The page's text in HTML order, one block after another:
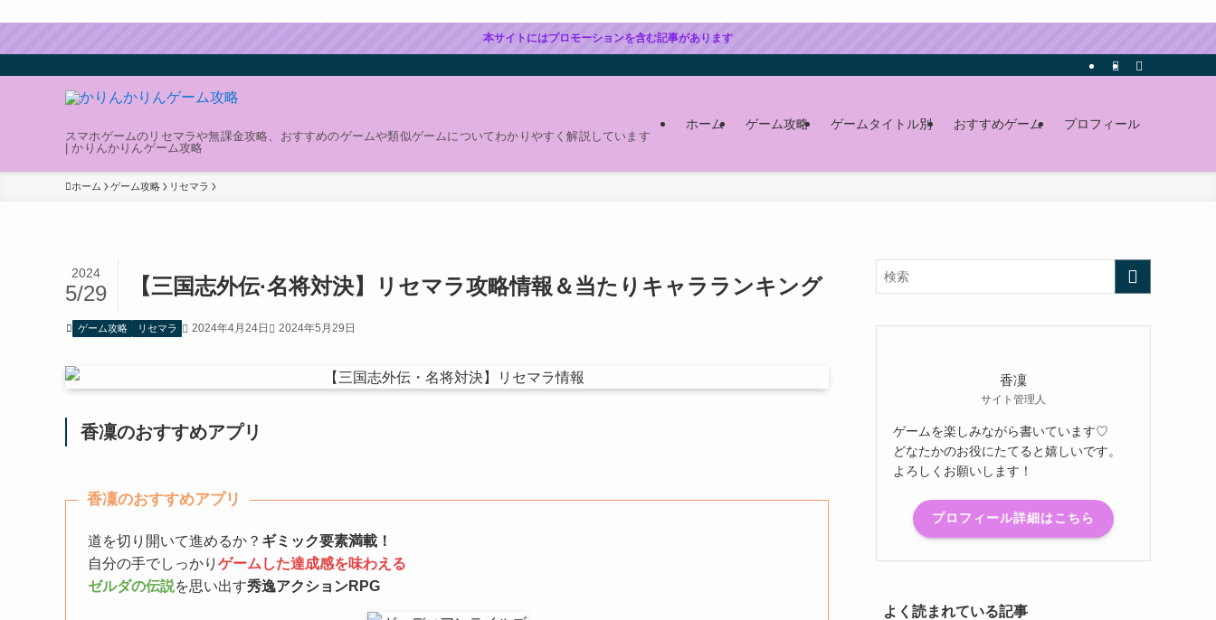
本サイトにはプロモーションを含む記事があります
スマホゲームのリセマラや無課金攻略、おすすめのゲームや類似ゲームについてわかりやすく解説しています
| かりんかりんゲーム攻略
ホーム ゲーム攻略 ゲームタイトル別 おすすめゲーム プロフィール
ホーム ゲーム攻略 リセマラ
【三国志外伝·名将対決】リセマラ攻略情報＆当たりキャラランキング
2024
5/29
ゲーム攻略 リセマラ 2024年4月24日 2024年5月29日
香凜のおすすめアプリ
香凜のおすすめアプリ
道を切り開いて進めるか？ ギミック要素満載！
自分の手でしっかり ゲームした達成感を味わえる
ゼルダの伝説を思い出す秀逸アクションRPG
香凜
サイト管理人
ゲームを楽しみながら書いています♡
どなたかのお役にたてると嬉しいです。
よろしくお願いします！
プロフィール詳細はこちら
よく読まれている記事